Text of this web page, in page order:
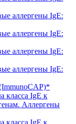
аллергены IgE:
аллергены IgE:
аллергены IgE:
аллергены IgE:
класса IgE к
Аллергены
класса IgE к